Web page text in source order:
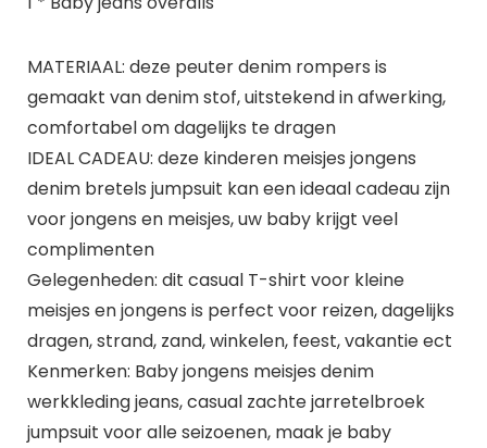
MATERIAAL: deze peuter denim rompers is
gemaakt van denim stof, uitstekend in afwerking,
comfortabel om dagelijks te dragen
IDEAL CADEAU: deze kinderen meisjes jongens
denim bretels jumpsuit kan een ideaal cadeau zijn
voor jongens en meisjes, uw baby krijgt veel
complimenten
Gelegenheden: dit casual T-shirt voor kleine
meisjes en jongens is perfect voor reizen, dagelijks
dragen, strand, zand, winkelen, feest, vakantie ect
Kenmerken: Baby jongens meisjes denim
werkkleding jeans, casual zachte jarretelbroek
jumpsuit voor alle seizoenen, maak je baby